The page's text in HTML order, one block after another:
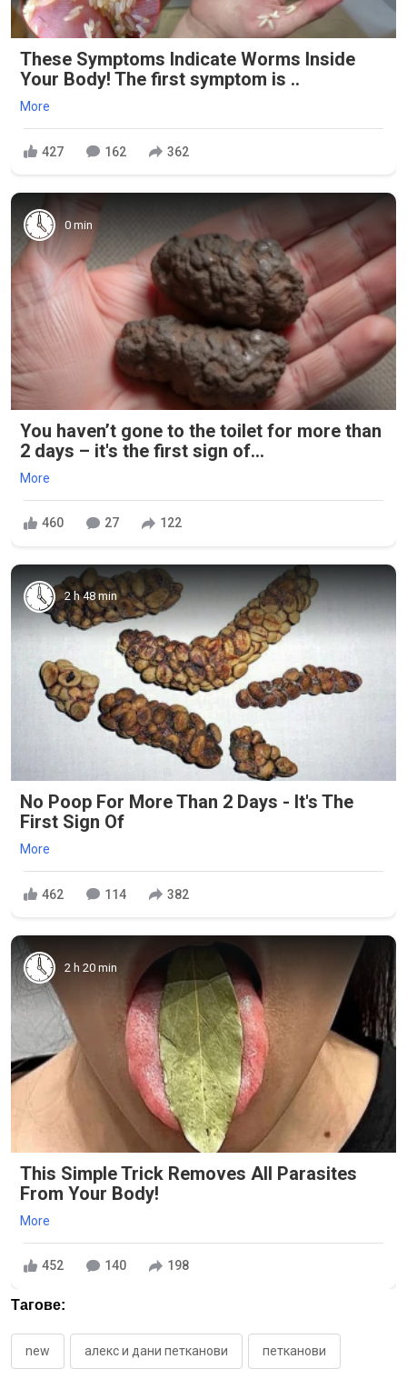
These Symptoms Indicate Worms Inside
Your Body! The first symptom is ..
More
427 162 362
0 min
You haven’t gone to the toilet for more than
2 days – it's the first sign of...
More
460 27 122
2 h 48 min
No Poop For More Than 2 Days - It's The
First Sign Of
More
462 114 382
2 h 20 min
This Simple Trick Removes All Parasites
From Your Body!
More
452 140 198
Тагове:
new алекс и дани петканови петканови